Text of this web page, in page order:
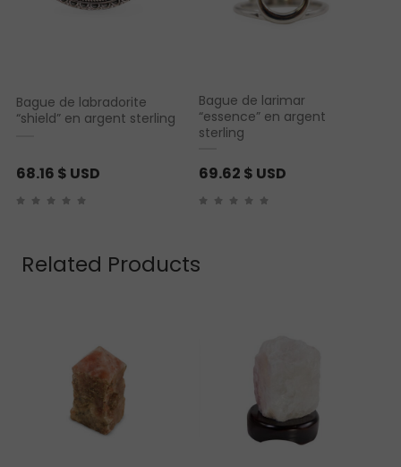
Bague de labradorite
“shield” en argent sterling
68.16 $ USD
Bague de larimar
“essence” en argent
sterling
69.62 $ USD
Related Products